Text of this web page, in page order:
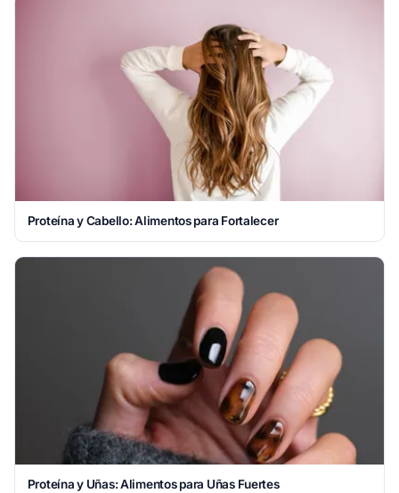
Proteína y Cabello: Alimentos para Fortalecer
Proteína y Uñas: Alimentos para Uñas Fuertes